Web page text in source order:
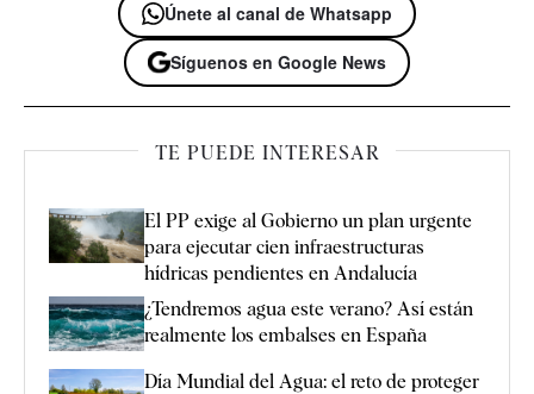
Únete al canal de Whatsapp
Síguenos en Google News
TE PUEDE INTERESAR
El PP exige al Gobierno un plan urgente
para ejecutar cien infraestructuras
hídricas pendientes en Andalucía
¿Tendremos agua este verano? Así están
realmente los embalses en España
Día Mundial del Agua: el reto de proteger